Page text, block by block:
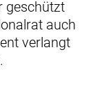
geschützt
auch
verlangt